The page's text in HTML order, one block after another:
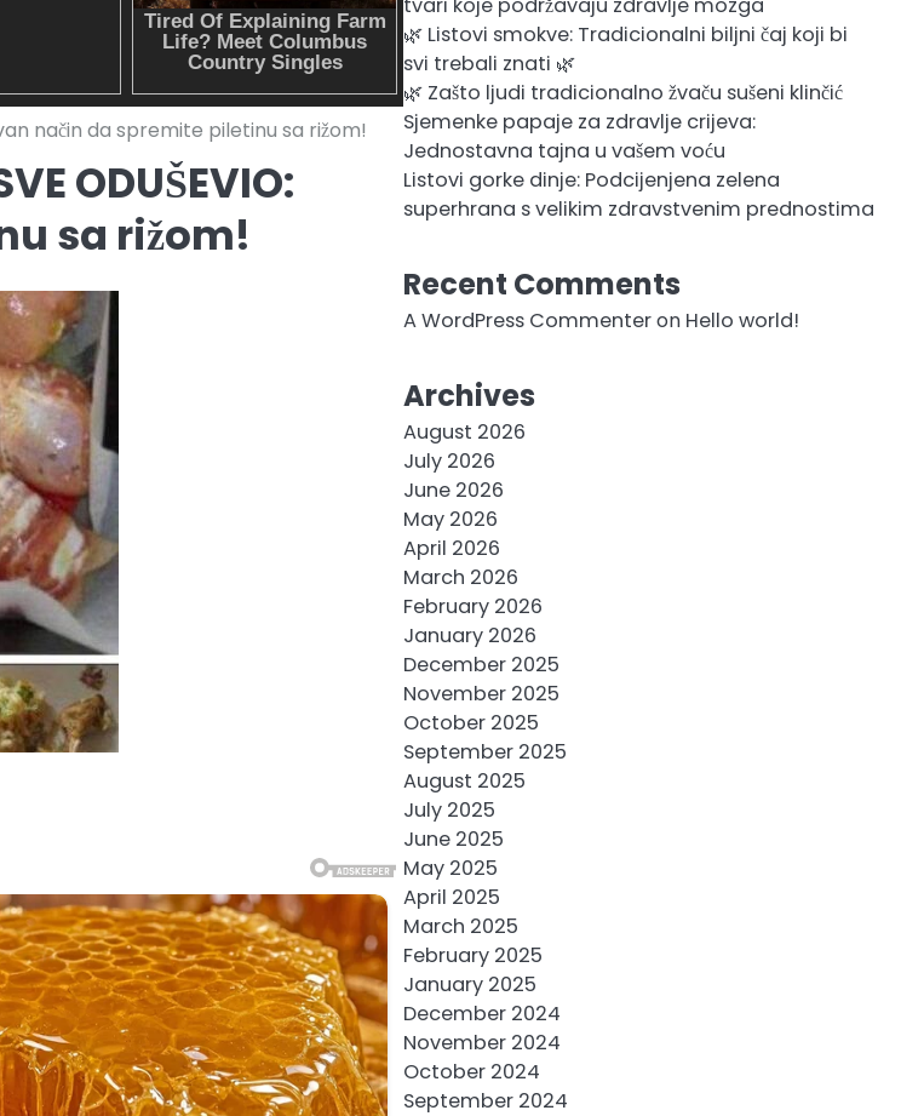
način da spremite piletinu sa rižom!
ODUŠEVIO:
sa rižom!
🌿 Listovi smokve: Tradicionalni biljni čaj koji bi
svi trebali znati 🌿
🌿 Zašto ljudi tradicionalno žvaču sušeni klinčić
Sjemenke papaje za zdravlje crijeva:
Jednostavna tajna u vašem voću
Listovi gorke dinje: Podcijenjena zelena
superhrana s velikim zdravstvenim prednostima
Recent Comments
A WordPress Commenteron Hello world!
Archives
August 2026
July 2026
June 2026
May 2026
April 2026
March 2026
February 2026
January 2026
December 2025
November 2025
October 2025
September 2025
August 2025
July 2025
June 2025
May 2025
April 2025
March 2025
February 2025
January 2025
December 2024
November 2024
October 2024
September 2024